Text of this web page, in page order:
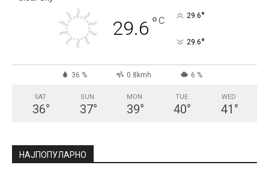
29.6 °C 29.6°
29.6°
36 % 0.8kmh 6 %
SAT
36°
SUN
37°
MON
39°
TUE
40°
WED
41 °
НАЈПОПУЛАРНО